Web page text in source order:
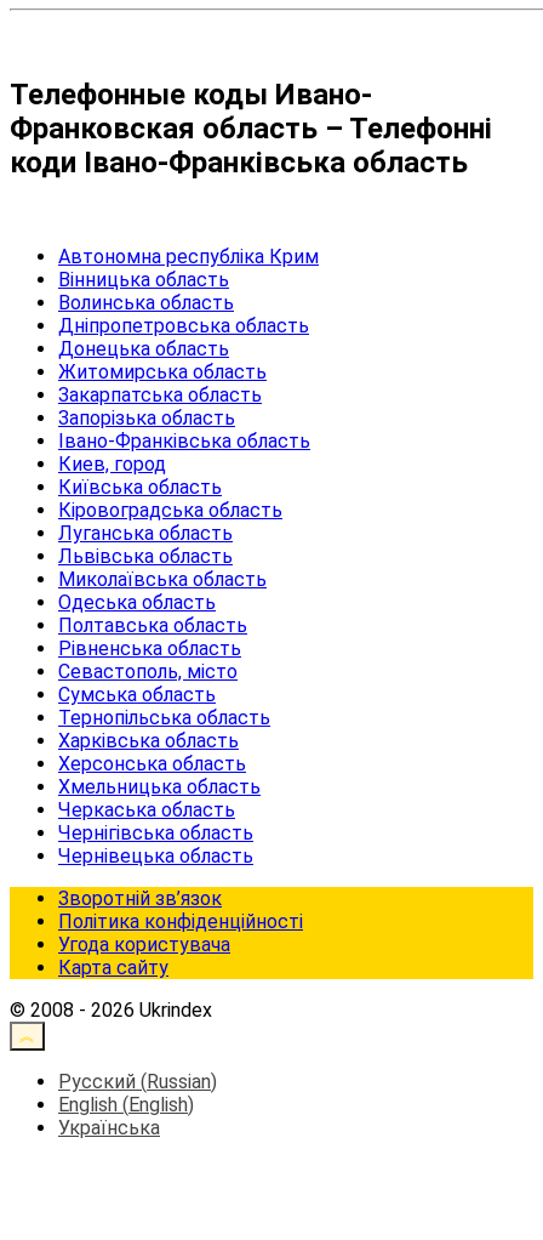
Телефонные коды Ивано-
Франковская область – Телефонні
коди Івано-Франківська область
Автономна республіка Крим
Вінницька область
Волинська область
Дніпропетровська область
Донецька область
Житомирська область
Закарпатська область
Запорізька область
Івано-Франківська область
Киев, город
Київська область
Кіровоградська область
Луганська область
Львівська область
Миколаївська область
Одеська область
Полтавська область
Рівненська область
Севастополь, місто
Сумська область
Тернопільська область
Харківська область
Херсонська область
Хмельницька область
Черкаська область
Чернігівська область
Чернівецька область
Зворотній зв’язок
Політика конфіденційності
Угода користувача
Карта сайту
© 2008 - 2026 Ukrindex
Русский ( Russian)
English ( English)
Українська